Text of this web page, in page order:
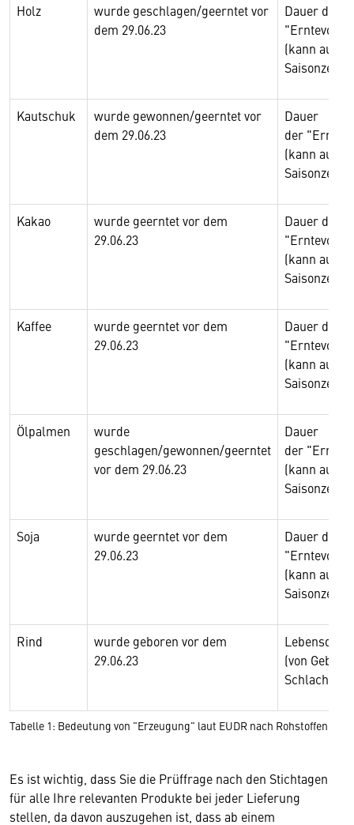
Tabelle 1: Bedeutung von "Erzeugung" laut EUDR nach Rohstoffen
Holz
wurde geschlagen/geerntet vor
dem 29.06.23
Dauer der
(kann auch
Kautschuk
wurde gewonnen/geerntet vor
dem 29.06.23
Dauer
der
(kann auch
Kakao
wurde geerntet vor dem
29.06.23
Dauer der
(kann auch
Kaffee
wurde geerntet vor dem
29.06.23
Dauer der
(kann auch
Ölpalmen
wurde
geschlagen/gewonnen/geerntet
vor dem 29.06.23
Dauer
der
(kann auch
Soja
wurde geerntet vor dem
29.06.23
Dauer der
(kann auch
Rind
wurde geboren vor dem
29.06.23
(von Geburt
Es ist wichtig, dass Sie die Prüffrage nach den Stichtagen
für alle Ihre relevanten Produkte bei jeder Lieferung
stellen, da davon auszugehen ist, dass ab einem